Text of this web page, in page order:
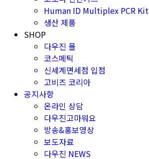
Human ID Multiplex PCR Kit
생산 제품
SHOP
다우진 몰
코스메틱
신세계면세점 입점
고비즈 코리아
공지사항
온라인 상담
다우진고마워요
방송&홍보영상
보도자료
다우진 NEWS